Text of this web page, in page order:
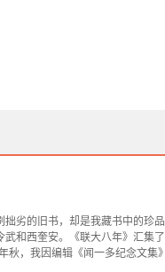
劣的旧书，却是我藏书中的珍
和西奎安。《联大八年》汇集
，我因编辑《闻一多纪念文集